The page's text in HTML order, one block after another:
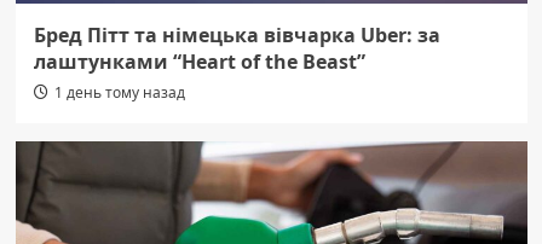
Бред Пітт та німецька вівчарка Uber: за
лаштунками “Heart of the Beast”
1 день тому назад